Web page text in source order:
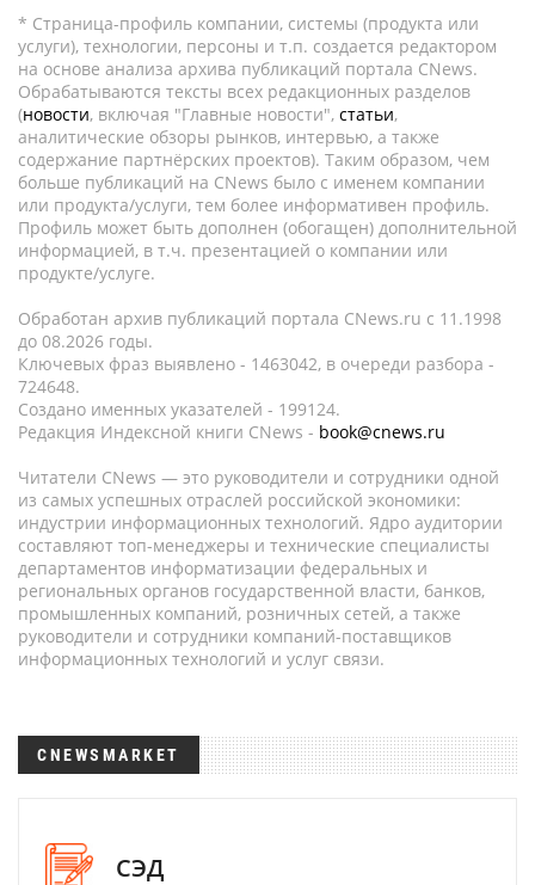
* Страница-профиль компании, системы (продукта или
услуги), технологии, персоны и т.п. создается редактором
на основе анализа архива публикаций портала CNews.
Обрабатываются тексты всех редакционных разделов
(новости, включая "Главные новости", статьи,
аналитические обзоры рынков, интервью, а также
содержание партнёрских проектов). Таким образом, чем
больше публикаций на CNews было с именем компании
или продукта/услуги, тем более информативен профиль.
Профиль может быть дополнен (обогащен) дополнительной
информацией, в т.ч. презентацией о компании или
продукте/услуге.
Обработан архив публикаций портала CNews.ru c 11.1998
до 08.2026 годы.
Ключевых фраз выявлено - 1463042, в очереди разбора -
724648.
Создано именных указателей - 199124.
Редакция Индексной книги CNews - book@cnews.ru
Читатели CNews — это руководители и сотрудники одной
из самых успешных отраслей российской экономики:
индустрии информационных технологий. Ядро аудитории
составляют топ-менеджеры и технические специалисты
департаментов информатизации федеральных и
региональных органов государственной власти, банков,
промышленных компаний, розничных сетей, а также
руководители и сотрудники компаний-поставщиков
информационных технологий и услуг связи.
CNEWSMARKET
СЭД